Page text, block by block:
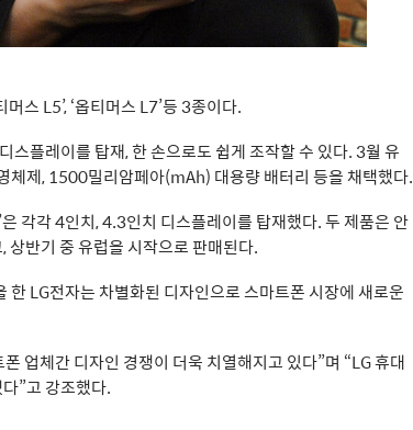
스 L5’, ‘옵티머스 L7’등 3종이다.
스플레이를 탑재, 한 손으로도 쉽게 조작할 수 있다. 3월 유
제, 1500밀리암페아(mAh) 대용량 배터리 등을 채택했다.
각각 4인치, 4.3인치 디스플레이를 탑재했다. 두 제품은 안
반기 중 유럽을 시작으로 판매된다.
한 LG전자는 차별화된 디자인으로 스마트폰 시장에 새로운
체간 디자인 경쟁이 더욱 치열해지고 있다”며 “LG 휴대
”고 강조했다.